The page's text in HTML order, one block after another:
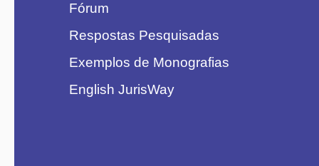
Fórum
Respostas Pesquisadas
Exemplos de Monografias
English JurisWay